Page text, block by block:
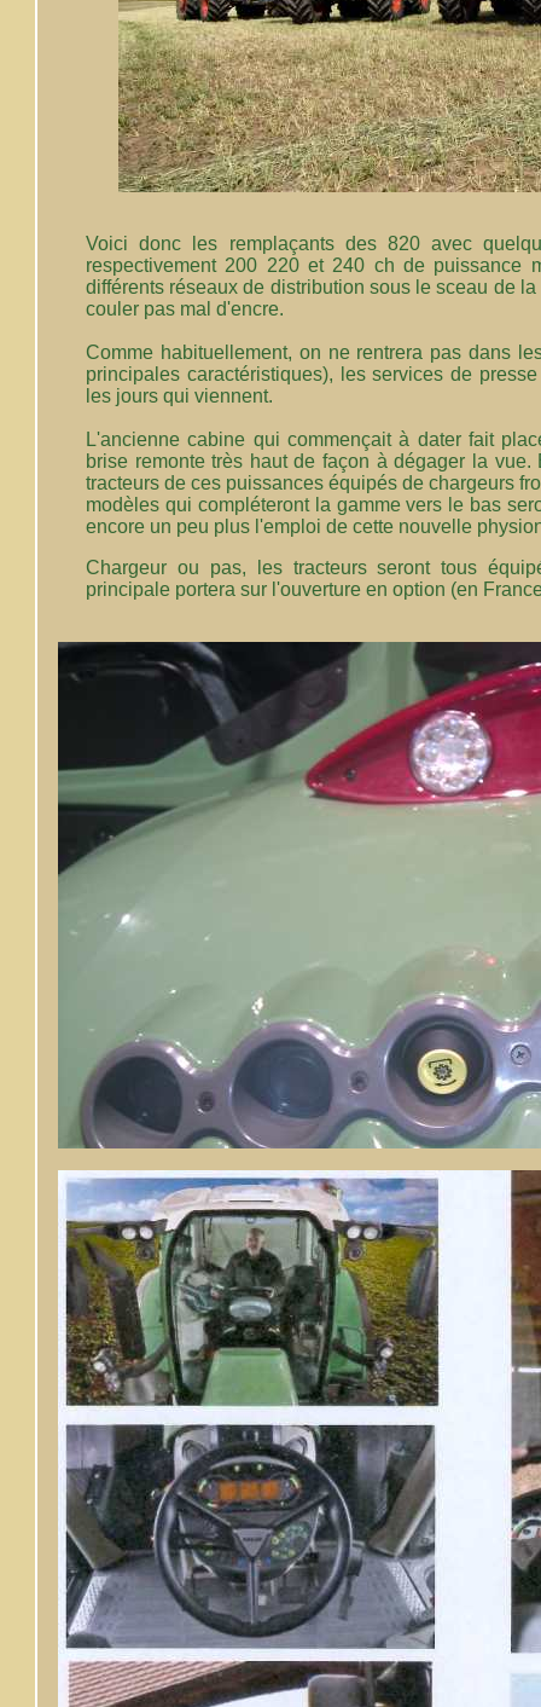
Voici donc les remplaçants des 820 avec
respectivement 200 220 et 240 ch de puissance
différents réseaux de distribution sous le sceau de
couler pas mal d'encre.
Comme habituellement, on ne rentrera pas dans
principales caractéristiques), les services de
les jours qui viennent.
L'ancienne cabine qui commençait à dater fait
brise remonte très haut de façon à dégager la
tracteurs de ces puissances équipés de chargeurs
modèles qui compléteront la gamme vers le bas
encore un peu plus l'emploi de cette nouvelle
Chargeur ou pas, les tracteurs seront tous
principale portera sur l'ouverture en option (en